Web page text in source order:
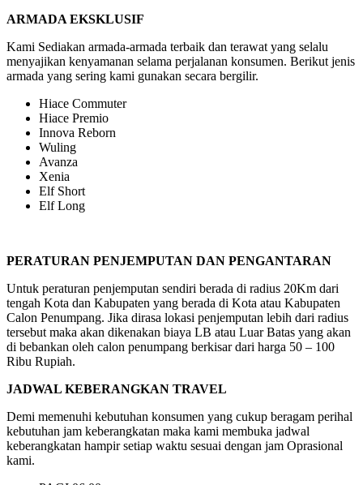
ARMADA EKSKLUSIF
Kami Sediakan armada-armada terbaik dan terawat yang selalu
menyajikan kenyamanan selama perjalanan konsumen. Berikut jenis
armada yang sering kami gunakan secara bergilir.
Hiace Commuter
Hiace Premio
Innova Reborn
Wuling
Avanza
Xenia
Elf Short
Elf Long
PERATURAN PENJEMPUTAN DAN PENGANTARAN
Untuk peraturan penjemputan sendiri berada di radius 20Km dari
tengah Kota dan Kabupaten yang berada di Kota atau Kabupaten
Calon Penumpang. Jika dirasa lokasi penjemputan lebih dari radius
tersebut maka akan dikenakan biaya LB atau Luar Batas yang akan
di bebankan oleh calon penumpang berkisar dari harga 50 – 100
Ribu Rupiah.
JADWAL KEBERANGKAN TRAVEL
Demi memenuhi kebutuhan konsumen yang cukup beragam perihal
kebutuhan jam keberangkatan maka kami membuka jadwal
keberangkatan hampir setiap waktu sesuai dengan jam Oprasional
kami.